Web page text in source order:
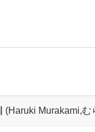
(Haruki Murakami,